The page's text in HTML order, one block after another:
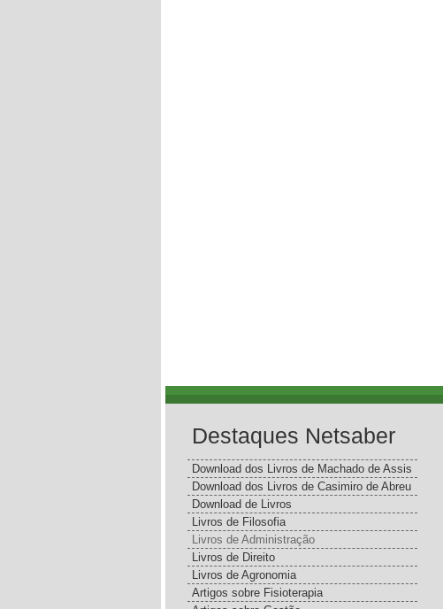
Destaques Netsaber
Download dos Livros de Machado de Assis
Download dos Livros de Casimiro de Abreu
Download de Livros
Livros de Filosofia
Livros de Administração
Livros de Direito
Livros de Agronomia
Artigos sobre Fisioterapia